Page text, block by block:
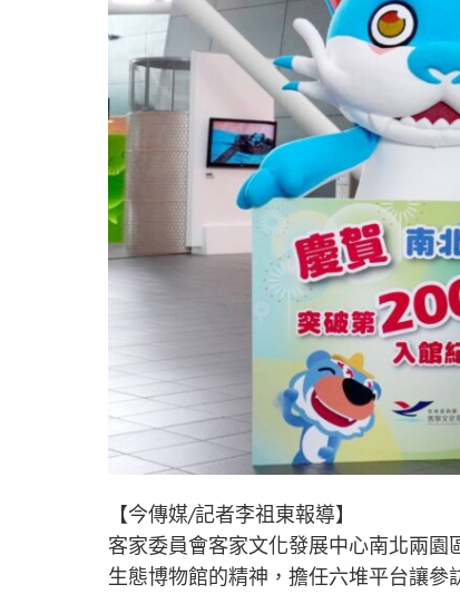
【今傳媒/記者李祖東報導】
客家委員會客家文化發展中心南北兩
生態博物館的精神，擔任六堆平台讓